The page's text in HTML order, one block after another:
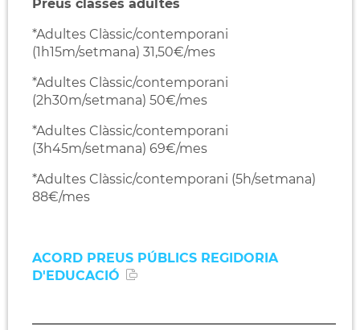
Preus classes adultes
*Adultes Clàssic/contemporani
(1h15m/setmana) 31,50€/mes
*Adultes Clàssic/contemporani
(2h30m/setmana) 50€/mes
*Adultes Clàssic/contemporani
(3h45m/setmana) 69€/mes
*Adultes Clàssic/contemporani (5h/setmana)
88€/mes
ACORD PREUS PÚBLICS REGIDORIA
D'EDUCACIÓ